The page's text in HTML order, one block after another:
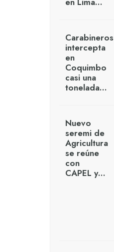
Carabineros
intercepta
en
Coquimbo
casi una
tonelada…
Nuevo
seremi de
Agricultura
se reúne
con
CAPEL y…